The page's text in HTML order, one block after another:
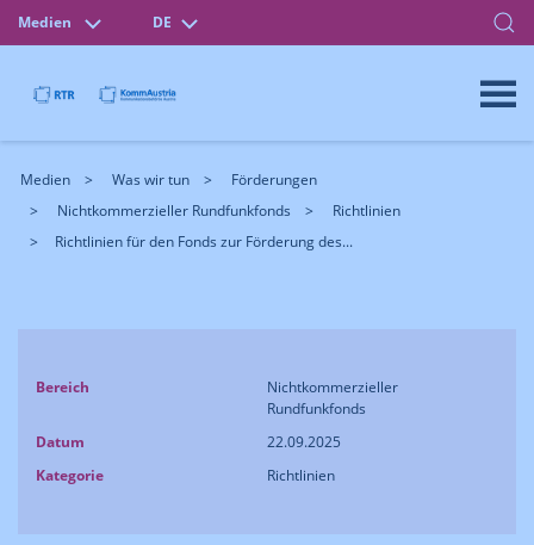
Medien DE
Medien Was wir tun
Förderungen
Nichtkommerzieller Rundfunkfonds
Richtlinien
Richtlinien für den Fonds zur Förderung des...
Bereich
Nichtkommerzieller
Rundfunkfonds
Datum
22.09.2025
Kategorie
Richtlinien